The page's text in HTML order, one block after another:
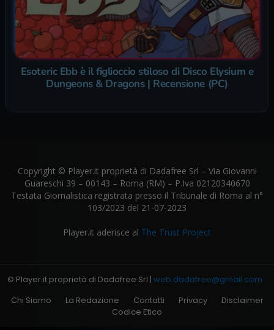
Esoteric Ebb è il figlioccio stiloso di Disco Elysium e
Dungeons & Dragons | Recensione (PC)
Copyright © Player.it proprietà di Dadafree Srl – Via Giovanni
Guareschi 39 – 00143 – Roma (RM) – P.Iva 02120340670
Testata Giornalistica registrata presso il Tribunale di Roma al n°
103/2023 del 21-07-2023
Player.it aderisce al The Trust Project
© Player.it proprietà di Dadafree Srl | web.dadafree@gmail.com
Chi Siamo
La Redazione Contatti Privacy
Disclaimer
Codice Etico